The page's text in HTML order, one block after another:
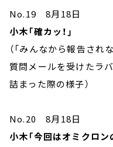
No.19 8月18日
小木「確カッ！」
（「みんなから報告され
質問メールを受けたラ
詰まった際の様子）
No.20 8月18日
小木「今回はオミクロ